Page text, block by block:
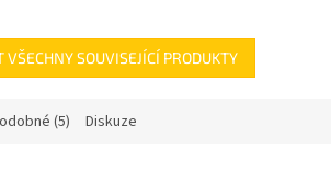
naší prodejně.Pokud si přejete dřívější
napište nám datum do poznámky.
VŠECHNY SOUVISEJÍCÍ PRODUKTY
(5) Diskuze